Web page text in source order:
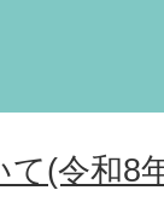
て(令和8